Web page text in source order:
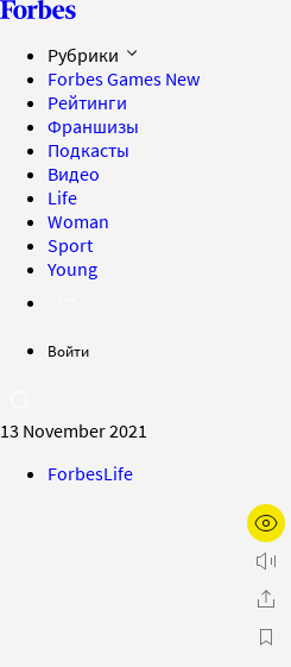
Рубрики
Forbes Games New
Рейтинги
Франшизы
Подкасты
Видео
Life
Woman
Sport
Young
Войти
13 November 2021
ForbesLife